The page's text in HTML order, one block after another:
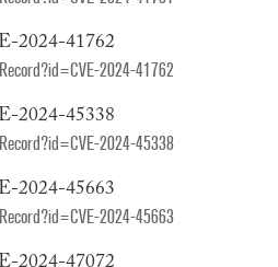
2024-41762
2024-41762
2024-45338
2024-45338
2024-45663
2024-45663
2024-47072